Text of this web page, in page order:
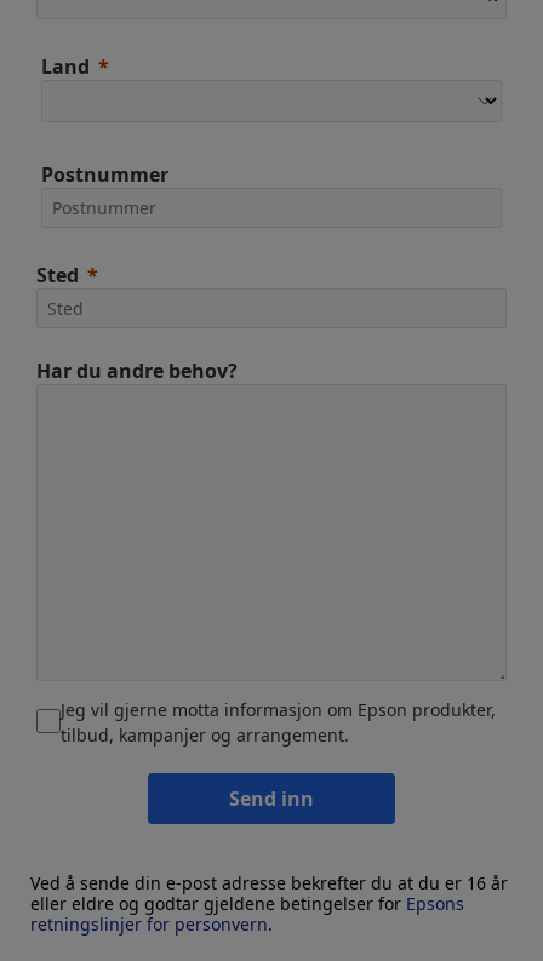
Land
Postnummer
Sted
Har du andre behov?
Jeg vil gjerne motta informasjon om Epson produkter,
tilbud, kampanjer og arrangement.
Send inn
Ved å sende din e-post adresse bekrefter du at du er 16 år
eller eldre og godtar gjeldene betingelser for Epsons
retningslinjer for personvern.